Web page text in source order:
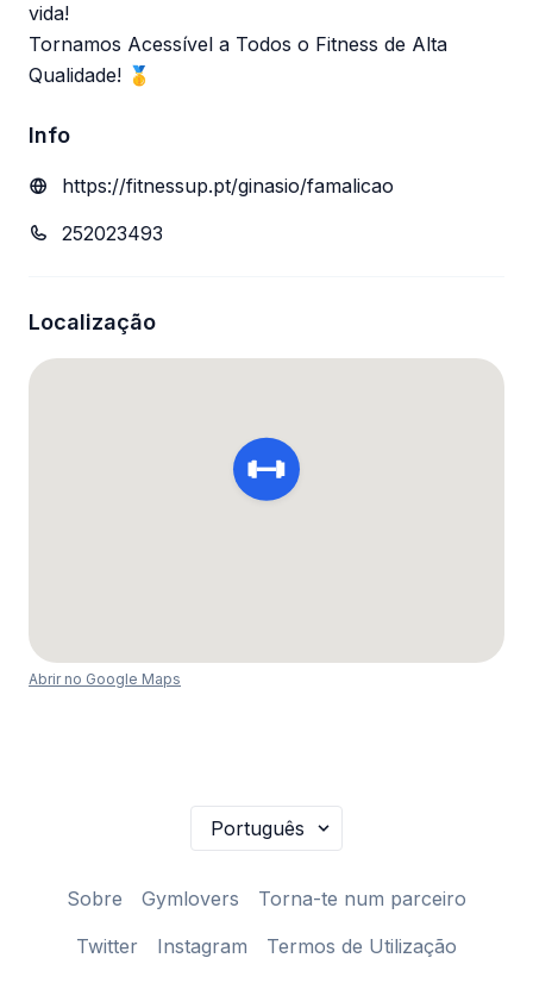
vida!
Tornamos Acessível a Todos o Fitness de Alta
Qualidade! 🥇
Info
https://fitnessup.pt/ginasio/famalicao
252023493
Localização
Abrir no Google Maps
Sobre Gymlovers
Torna-te num parceiro
Twitter
Instagram
Termos de Utilização